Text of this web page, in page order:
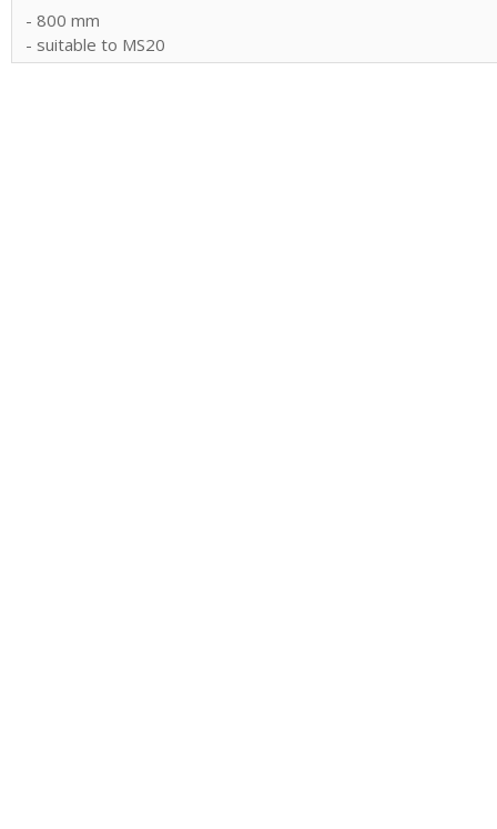
- 800 mm
- suitable to MS20